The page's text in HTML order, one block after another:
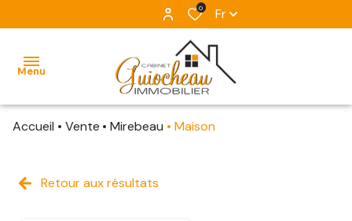
0 Fr
Menu
NOS
Accueil Vente Mirebeau Maison
Retour aux résultats